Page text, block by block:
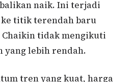
naik. Ini terjadi
titik terendah baru
tidak mengikuti
yang lebih rendah.
tren yang kuat, harga